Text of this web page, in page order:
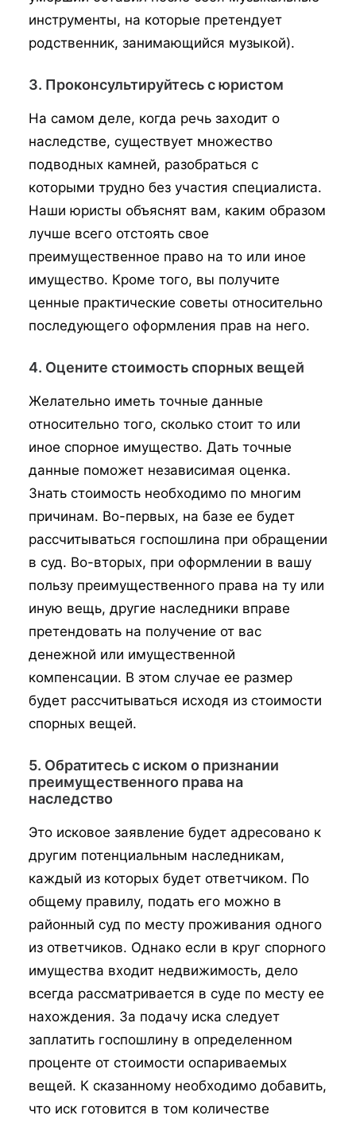
инструменты, на которые претендует
родственник, занимающийся музыкой).
3. Проконсультируйтесь с юристом
На самом деле, когда речь заходит о
наследстве, существует множество
подводных камней, разобраться с
которыми трудно без участия специалиста.
Наши юристы объяснят вам, каким образом
лучше всего отстоять свое
преимущественное право на то или иное
имущество. Кроме того, вы получите
ценные практические советы относительно
последующего оформления прав на него.
4. Оцените стоимость спорных вещей
Желательно иметь точные данные
относительно того, сколько стоит то или
иное спорное имущество. Дать точные
данные поможет независимая оценка.
Знать стоимость необходимо по многим
причинам. Во-первых, на базе ее будет
рассчитываться госпошлина при обращении
в суд. Во-вторых, при оформлении в вашу
пользу преимущественного права на ту или
иную вещь, другие наследники вправе
претендовать на получение от вас
денежной или имущественной
компенсации. В этом случае ее размер
будет рассчитываться исходя из стоимости
спорных вещей.
5. Обратитесь с иском о признании
преимущественного права на
наследство
Это исковое заявление будет адресовано к
другим потенциальным наследникам,
каждый из которых будет ответчиком. По
общему правилу, подать его можно в
районный суд по месту проживания одного
из ответчиков. Однако если в круг спорного
имущества входит недвижимость, дело
всегда рассматривается в суде по месту ее
нахождения. За подачу иска следует
заплатить госпошлину в определенном
проценте от стоимости оспариваемых
вещей. К сказанному необходимо добавить,
что иск готовится в том количестве